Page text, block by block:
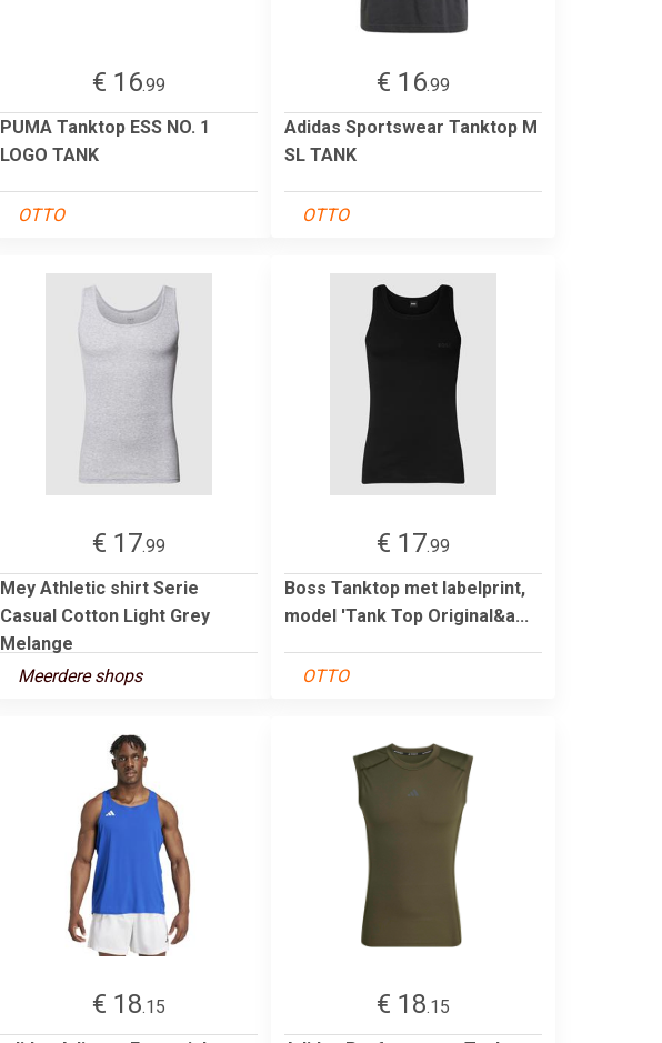
€ 16.99
PUMA Tanktop ESS NO. 1
LOGO TANK
OTTO
€ 16.99
Adidas Sportswear Tanktop M
SL TANK
OTTO
€ 17.99
Mey Athletic shirt Serie
Casual Cotton Light Grey
Melange
Meerdere shops
€ 17.99
Boss Tanktop met labelprint,
model 'Tank Top Original&a...
OTTO
€ 18.15
€ 18.15